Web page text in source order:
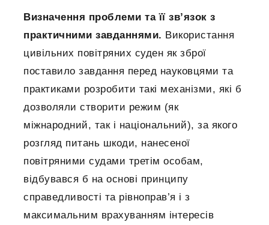
Визначення проблеми та її зв’язок з
практичними завданнями. Використання
цивільних повітряних суден як зброї
поставило завдання перед науковцями та
практиками розробити такі механізми, які б
дозволяли створити режим (як
міжнародний, так і національний), за якого
розгляд питань шкоди, нанесеної
повітряними судами третім особам,
відбувався б на основі принципу
справедливості та рівноправ’я і з
максимальним врахуванням інтересів